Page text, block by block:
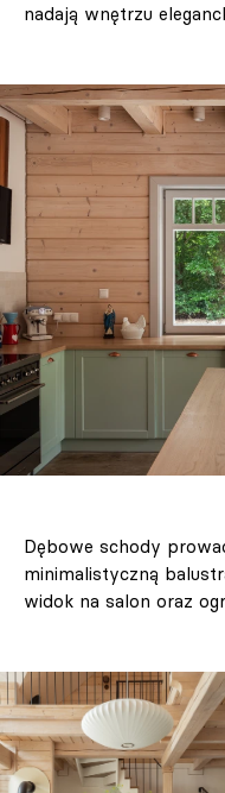
nadają wnętrzu
Dębowe schody
minimalistyczną
widok na salon oraz